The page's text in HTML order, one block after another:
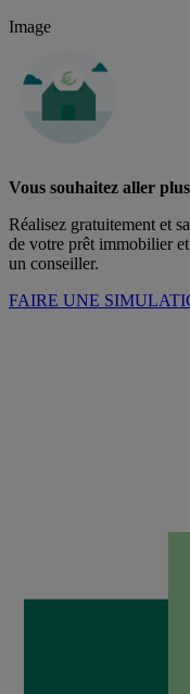
Image
Vous souhaitez aller
Réalisez gratuitement et
de votre prêt immobilier
un conseiller.
FAIRE UNE